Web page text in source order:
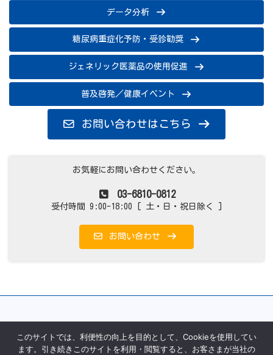
データ分析
糖尿病重症化予防・受診勧奨
ジェネリック医薬品の使用促進
普及啓発／健康イベント
お問い合わせはこちら
お気軽にお問い合わせください。
03-6810-0812
受付時間 9:00-18:00 [ 土・日・祝日除く ]
お問い合わせ
このサイトでは、利便性の向上を目的として、Cookieを使用してい
ます。引き続きこのサイトを利用・閲覧すると、お客さまが当社の